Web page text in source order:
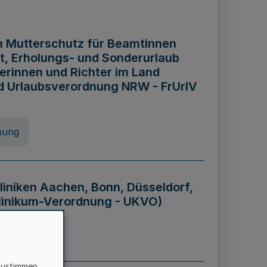
Mutterschutz für Beamtinnen
Erholungs- und Sonderurlaub
und Richter im Land
NRW - FrUrlV
Aachen, Bonn, Düsseldorf,
Verordnung - UKVO)